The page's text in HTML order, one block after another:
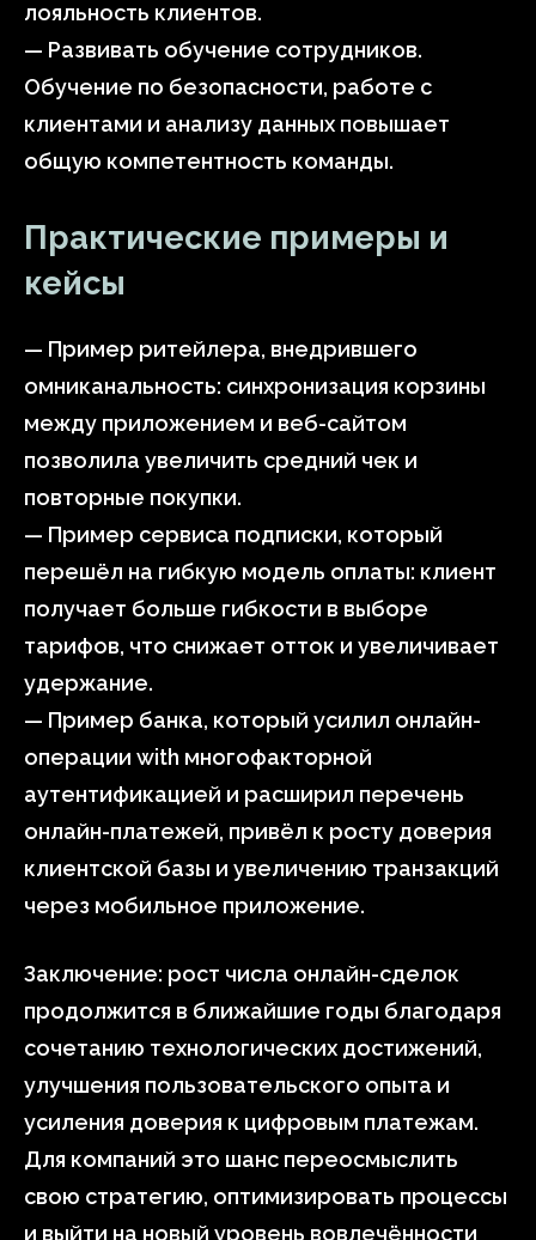
лояльность клиентов.
— Развивать обучение сотрудников.
Обучение по безопасности, работе с
клиентами и анализу данных повышает
общую компетентность команды.
Практические примеры и
кейсы
— Пример ритейлера, внедрившего
омниканальность: синхронизация корзины
между приложением и веб-сайтом
позволила увеличить средний чек и
повторные покупки.
— Пример сервиса подписки, который
перешёл на гибкую модель оплаты: клиент
получает больше гибкости в выборе
тарифов, что снижает отток и увеличивает
удержание.
— Пример банка, который усилил онлайн-
операции with многофакторной
аутентификацией и расширил перечень
онлайн-платежей, привёл к росту доверия
клиентской базы и увеличению транзакций
через мобильное приложение.
Заключение: рост числа онлайн-сделок
продолжится в ближайшие годы благодаря
сочетанию технологических достижений,
улучшения пользовательского опыта и
усиления доверия к цифровым платежам.
Для компаний это шанс переосмыслить
свою стратегию, оптимизировать процессы
и выйти на новый уровень вовлечённости